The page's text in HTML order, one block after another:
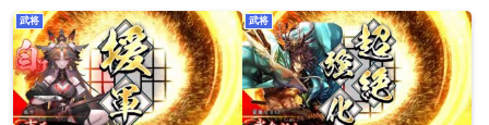
武将 武将